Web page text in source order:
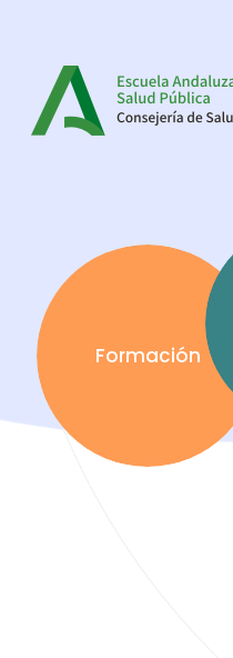
Formación